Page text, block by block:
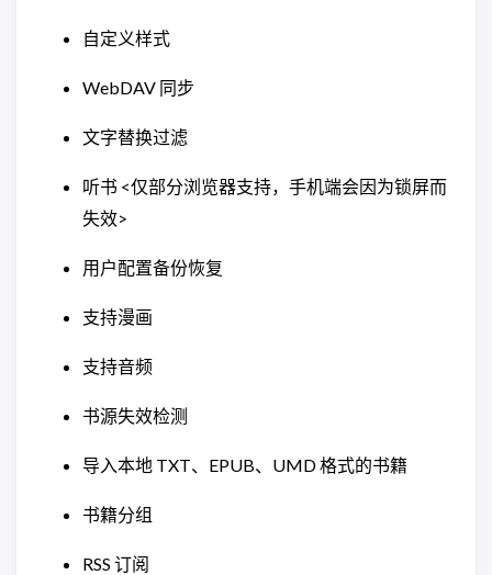
自定义样式
WebDAV 同步
文字替换过滤
听书 <仅部分浏览器支持，手机端会因为锁屏而
失效>
用户配置备份恢复
支持漫画
支持音频
书源失效检测
导入本地 TXT、EPUB、UMD 格式的书籍
书籍分组
RSS 订阅